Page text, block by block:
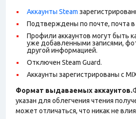
Аккаунты Steam
Подтверждены по почте, почта
Профили аккаунтов могут быть
уже добавленными записями,
другой информацией.
Отключен Steam Guard.
Аккаунты зарегистрированы с
Формат выдаваемых аккаунтов.
указан для облегчения чтения
может отличаться, что никак не